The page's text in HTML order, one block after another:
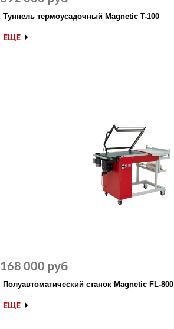
Туннель термоусадочный Magnetic T-100
ЕЩЕ
Полуавтоматический станок Magnetic FL-800
168 000 руб
ЕЩЕ